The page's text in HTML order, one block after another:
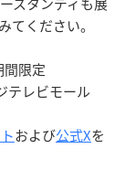
てください。
間限定
テレビモール
および公式Xを